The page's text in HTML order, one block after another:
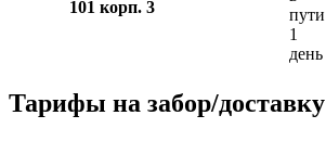
101 корп. 3
пути
1
день
Тарифы на забор/доставку